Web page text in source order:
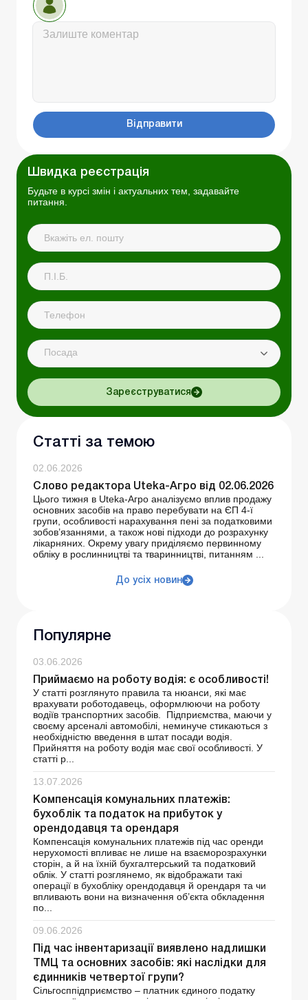
Відправити
Швидка реєстрація
Будьте в курсі змін і актуальних тем, задавайте
питання.
Посада
Зареєструватися
Статті за темою
02.06.2026
Слово редактора Uteka-Агро від 02.06.2026
Цього тижня в Uteka-Агро аналізуємо вплив продажу
основних засобів на право перебувати на ЄП 4-ї
групи, особливості нарахування пені за податковими
зобов’язаннями, а також нові підходи до розрахунку
лікарняних. Окрему увагу приділяємо первинному
обліку в рослинництві та тваринництві, питанням ...
До усіх новин
Популярне
03.06.2026
Приймаємо на роботу водія: є особливості!
У статті розглянуто правила та нюанси, які має
врахувати роботодавець, оформлюючи на роботу
водіїв транспортних засобів. Підприємства, маючи у
своєму арсеналі автомобілі, неминуче стикаються з
необхідністю введення в штат посади водія.
Прийняття на роботу водія має свої особливості. У
статті р...
13.07.2026
Компенсація комунальних платежів:
бухоблік та податок на прибуток у
орендодавця та орендаря
Компенсація комунальних платежів під час оренди
нерухомості впливає не лише на взаєморозрахунки
сторін, а й на їхній бухгалтерський та податковий
облік. У статті розглянемо, як відображати такі
операції в бухобліку орендодавця й орендаря та чи
впливають вони на визначення об’єкта обкладення
по...
09.06.2026
Під час інвентаризації виявлено надлишки
ТМЦ та основних засобів: які наслідки для
єдинників четвертої групи?
Сільгосппідприємство – платник єдиного податку